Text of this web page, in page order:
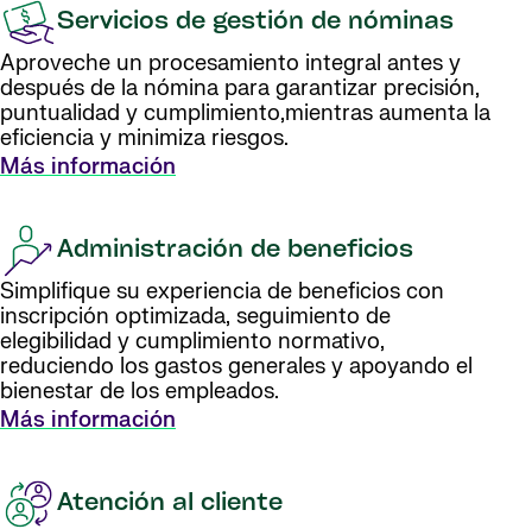
Servicios de gestión de nóminas
Aproveche un procesamiento integral antes y
después de la nómina para garantizar precisión,
puntualidad y cumplimiento,mientras aumenta la
eficiencia y minimiza riesgos.
Más información
Administración de beneficios
Simplifique su experiencia de beneficios con
inscripción optimizada, seguimiento de
elegibilidad y cumplimiento normativo,
reduciendo los gastos generales y apoyando el
bienestar de los empleados.
Más información
Atención al cliente